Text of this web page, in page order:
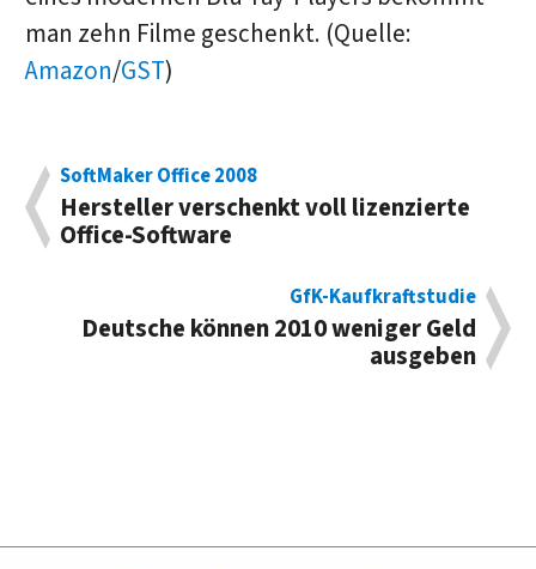
man zehn Filme geschenkt. (Quelle:
Amazon/GST)
SoftMaker Office 2008
Hersteller verschenkt voll lizenzierte
Office-Software
GfK-Kaufkraftstudie
Deutsche können 2010 weniger Geld
ausgeben